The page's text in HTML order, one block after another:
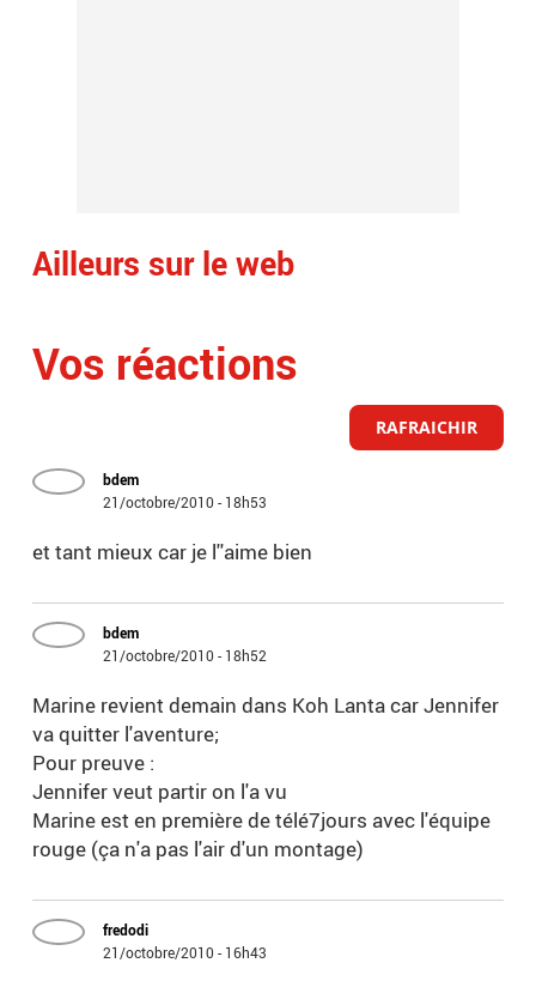
Ailleurs sur le web
Vos réactions
RAFRAICHIR
bdem
21/octobre/2010 - 18h53
et tant mieux car je l''aime bien
bdem
21/octobre/2010 - 18h52
Marine revient demain dans Koh Lanta car Jennifer
va quitter l'aventure;
Pour preuve :
Jennifer veut partir on l'a vu
Marine est en première de télé7jours avec l'équipe
rouge (ça n'a pas l'air d'un montage)
fredodi
21/octobre/2010 - 16h43